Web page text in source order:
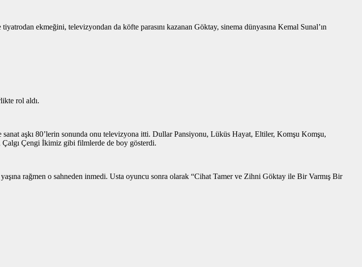
ekmeğini, televizyondan da köfte parasını kazanan Göktay, sinema dünyasına Kemal Sunal’ın
rol aldı.
aşkı 80’lerin sonunda onu televizyona itti. Dullar Pansiyonu, Lüküs Hayat, Eltiler, Komşu Komşu,
Çengi İkimiz gibi filmlerde de boy gösterdi.
rağmen o sahneden inmedi. Usta oyuncu sonra olarak “Cihat Tamer ve Zihni Göktay ile Bir Varmış Bir